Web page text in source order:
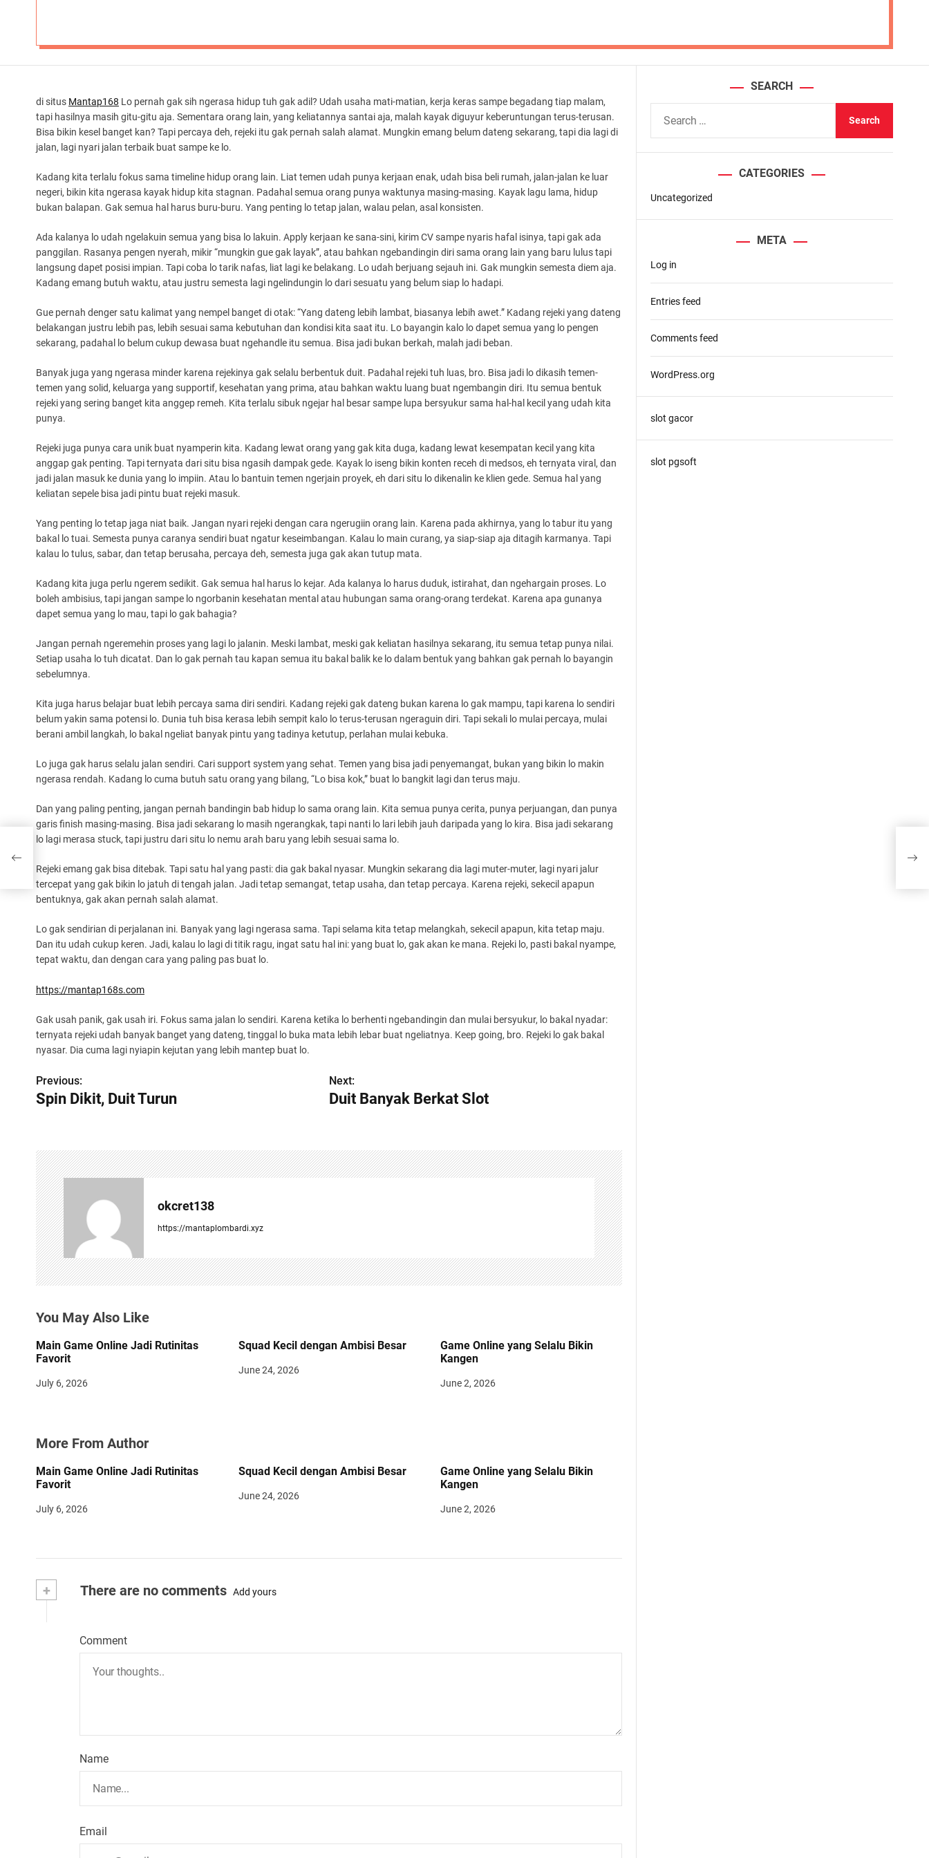
di situs Mantap168 Lo pernah gak sih ngerasa hidup tuh gak adil? Udah usaha mati-matian, kerja keras sampe begadang tiap malam,
tapi hasilnya masih gitu-gitu aja. Sementara orang lain, yang keliatannya santai aja, malah kayak diguyur keberuntungan terus-terusan.
Bisa bikin kesel banget kan? Tapi percaya deh, rejeki itu gak pernah salah alamat. Mungkin emang belum dateng sekarang, tapi dia lagi di
jalan, lagi nyari jalan terbaik buat sampe ke lo.
Kadang kita terlalu fokus sama timeline hidup orang lain. Liat temen udah punya kerjaan enak, udah bisa beli rumah, jalan-jalan ke luar
negeri, bikin kita ngerasa kayak hidup kita stagnan. Padahal semua orang punya waktunya masing-masing. Kayak lagu lama, hidup
bukan balapan. Gak semua hal harus buru-buru. Yang penting lo tetap jalan, walau pelan, asal konsisten.
Ada kalanya lo udah ngelakuin semua yang bisa lo lakuin. Apply kerjaan ke sana-sini, kirim CV sampe nyaris hafal isinya, tapi gak ada
panggilan. Rasanya pengen nyerah, mikir “mungkin gue gak layak”, atau bahkan ngebandingin diri sama orang lain yang baru lulus tapi
langsung dapet posisi impian. Tapi coba lo tarik nafas, liat lagi ke belakang. Lo udah berjuang sejauh ini. Gak mungkin semesta diem aja.
Kadang emang butuh waktu, atau justru semesta lagi ngelindungin lo dari sesuatu yang belum siap lo hadapi.
Gue pernah denger satu kalimat yang nempel banget di otak: “Yang dateng lebih lambat, biasanya lebih awet.” Kadang rejeki yang dateng
belakangan justru lebih pas, lebih sesuai sama kebutuhan dan kondisi kita saat itu. Lo bayangin kalo lo dapet semua yang lo pengen
sekarang, padahal lo belum cukup dewasa buat ngehandle itu semua. Bisa jadi bukan berkah, malah jadi beban.
Banyak juga yang ngerasa minder karena rejekinya gak selalu berbentuk duit. Padahal rejeki tuh luas, bro. Bisa jadi lo dikasih temen-
temen yang solid, keluarga yang supportif, kesehatan yang prima, atau bahkan waktu luang buat ngembangin diri. Itu semua bentuk
rejeki yang sering banget kita anggep remeh. Kita terlalu sibuk ngejar hal besar sampe lupa bersyukur sama hal-hal kecil yang udah kita
punya.
Rejeki juga punya cara unik buat nyamperin kita. Kadang lewat orang yang gak kita duga, kadang lewat kesempatan kecil yang kita
anggap gak penting. Tapi ternyata dari situ bisa ngasih dampak gede. Kayak lo iseng bikin konten receh di medsos, eh ternyata viral, dan
jadi jalan masuk ke dunia yang lo impiin. Atau lo bantuin temen ngerjain proyek, eh dari situ lo dikenalin ke klien gede. Semua hal yang
keliatan sepele bisa jadi pintu buat rejeki masuk.
Yang penting lo tetap jaga niat baik. Jangan nyari rejeki dengan cara ngerugiin orang lain. Karena pada akhirnya, yang lo tabur itu yang
bakal lo tuai. Semesta punya caranya sendiri buat ngatur keseimbangan. Kalau lo main curang, ya siap-siap aja ditagih karmanya. Tapi
kalau lo tulus, sabar, dan tetap berusaha, percaya deh, semesta juga gak akan tutup mata.
Kadang kita juga perlu ngerem sedikit. Gak semua hal harus lo kejar. Ada kalanya lo harus duduk, istirahat, dan ngehargain proses. Lo
boleh ambisius, tapi jangan sampe lo ngorbanin kesehatan mental atau hubungan sama orang-orang terdekat. Karena apa gunanya
dapet semua yang lo mau, tapi lo gak bahagia?
Jangan pernah ngeremehin proses yang lagi lo jalanin. Meski lambat, meski gak keliatan hasilnya sekarang, itu semua tetap punya nilai.
Setiap usaha lo tuh dicatat. Dan lo gak pernah tau kapan semua itu bakal balik ke lo dalam bentuk yang bahkan gak pernah lo bayangin
sebelumnya.
Kita juga harus belajar buat lebih percaya sama diri sendiri. Kadang rejeki gak dateng bukan karena lo gak mampu, tapi karena lo sendiri
belum yakin sama potensi lo. Dunia tuh bisa kerasa lebih sempit kalo lo terus-terusan ngeraguin diri. Tapi sekali lo mulai percaya, mulai
berani ambil langkah, lo bakal ngeliat banyak pintu yang tadinya ketutup, perlahan mulai kebuka.
Lo juga gak harus selalu jalan sendiri. Cari support system yang sehat. Temen yang bisa jadi penyemangat, bukan yang bikin lo makin
ngerasa rendah. Kadang lo cuma butuh satu orang yang bilang, “Lo bisa kok,” buat lo bangkit lagi dan terus maju.
Dan yang paling penting, jangan pernah bandingin bab hidup lo sama orang lain. Kita semua punya cerita, punya perjuangan, dan punya
garis finish masing-masing. Bisa jadi sekarang lo masih ngerangkak, tapi nanti lo lari lebih jauh daripada yang lo kira. Bisa jadi sekarang
lo lagi merasa stuck, tapi justru dari situ lo nemu arah baru yang lebih sesuai sama lo.
Rejeki emang gak bisa ditebak. Tapi satu hal yang pasti: dia gak bakal nyasar. Mungkin sekarang dia lagi muter-muter, lagi nyari jalur
tercepat yang gak bikin lo jatuh di tengah jalan. Jadi tetap semangat, tetap usaha, dan tetap percaya. Karena rejeki, sekecil apapun
bentuknya, gak akan pernah salah alamat.
Lo gak sendirian di perjalanan ini. Banyak yang lagi ngerasa sama. Tapi selama kita tetap melangkah, sekecil apapun, kita tetap maju.
Dan itu udah cukup keren. Jadi, kalau lo lagi di titik ragu, ingat satu hal ini: yang buat lo, gak akan ke mana. Rejeki lo, pasti bakal nyampe,
tepat waktu, dan dengan cara yang paling pas buat lo.
https://mantap168s.com
Gak usah panik, gak usah iri. Fokus sama jalan lo sendiri. Karena ketika lo berhenti ngebandingin dan mulai bersyukur, lo bakal nyadar:
ternyata rejeki udah banyak banget yang dateng, tinggal lo buka mata lebih lebar buat ngeliatnya. Keep going, bro. Rejeki lo gak bakal
nyasar. Dia cuma lagi nyiapin kejutan yang lebih mantep buat lo.
P
t
n
a
v
i
a
t
Previous:
Spin Dikit, Duit Turun
Next:
Duit Banyak Berkat Slot
okcret138
https://mantaplombardi.xyz
You May Also Like
Main Game Online Jadi Rutinitas
Favorit
July 6, 2026
Squad Kecil dengan Ambisi Besar
June 24, 2026
Game Online yang Selalu Bikin
Kangen
June 2, 2026
More From Author
Main Game Online Jadi Rutinitas
Favorit
July 6, 2026
Squad Kecil dengan Ambisi Besar
June 24, 2026
Game Online yang Selalu Bikin
Kangen
June 2, 2026
+ There are no comments Add yours
Comment
Name
Email
SEARCH
h
:
CATEGORIES
Uncategorized
META
Log in
Entries feed
Comments feed
WordPress.org
slot gacor
slot pgsoft